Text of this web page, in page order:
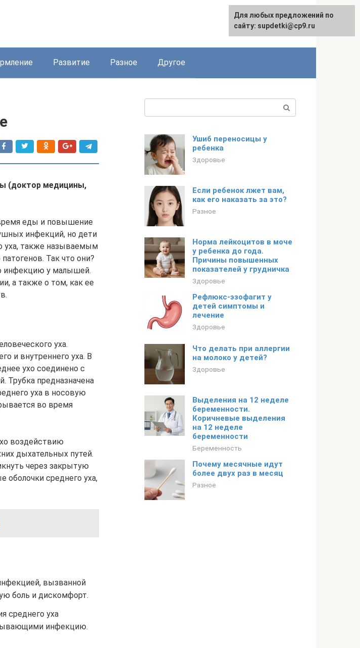
English
Развитие Разное Другое
(доктор медицины,
еды и повышение
инфекций, но дети
уха, также называемым
Так что они?
инфекцию у малышей.
а также о том, как ее
уха.
и внутреннего уха. В
ухо соединено с
Трубка предназначена
уха в носовую
во время
воздействию
дыхательных путей.
через закрытую
оболочки среднего уха,
вызванной
боль и дискомфорт.
среднего уха
инфекцию.
Ушиб переносицы у
ребенка
Здоровье
Если ребенок лжет вам,
как его наказать за это?
Разное
Норма лейкоцитов в моче
у ребенка до года.
Причины повышенных
показателей у грудничка
Здоровье
Рефлюкс-эзофагит у
детей симптомы и
лечение
Здоровье
Что делать при аллергии
на молоко у детей?
Здоровье
Выделения на 12 неделе
беременности.
Коричневые выделения
на 12 неделе
беременности
Беременность
Почему месячные идут
более двух раз в месяц
Разное
Для любых предложений по
сайту: supdetki@cp9.ru